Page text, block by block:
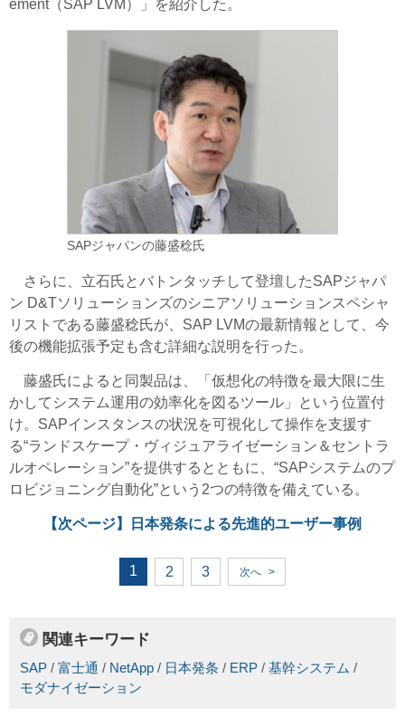
ement（SAP LVM）」を紹介した。
SAPジャパンの藤盛稔氏
さらに、立石氏とバトンタッチして登壇したSAPジャパ
ン D&Tソリューションズのシニアソリューションスペシャ
リストである藤盛稔氏が、SAP LVMの最新情報として、今
後の機能拡張予定も含む詳細な説明を行った。
藤盛氏によると同製品は、「仮想化の特徴を最大限に生
かしてシステム運用の効率化を図るツール」という位置付
け。SAPインスタンスの状況を可視化して操作を支援す
る“ランドスケープ・ヴィジュアライゼーション＆セントラ
ルオペレーション”を提供するとともに、“SAPシステムのプ
ロビジョニング自動化”という2つの特徴を備えている。
【次ページ】 日本発条による先進的ユーザー事例
1 2 3 次へ >
関連キーワード
SAP / 富士通 / NetApp / 日本発条 / ERP / 基幹システム /
モダナイゼーション